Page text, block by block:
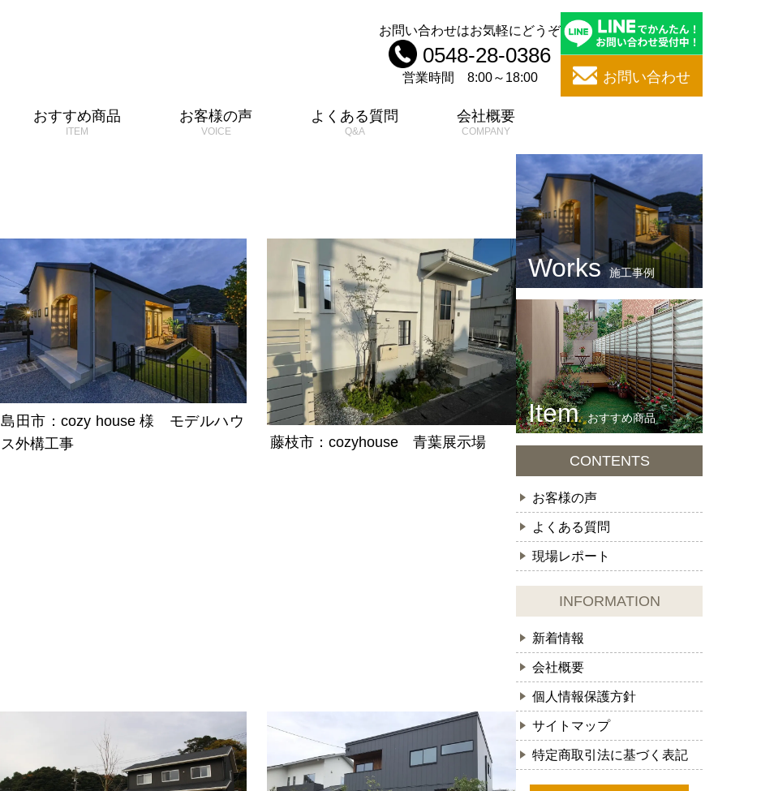
お問い合わせはお気軽にどうぞ
0548-28-0386
営業時間 8:00～18:00 お問い合わせ
おすすめ商品 お客様の声 よくある質問 会社概要
島田市：cozy house 様 モデルハウ
ス外構工事
藤枝市：cozyhouse 青葉展示場
施工事例
おすすめ商品
CONTENTS
お客様の声
よくある質問
現場レポート
INFORMATION
新着情報
会社概要
個人情報保護方針
サイトマップ
特定商取引法に基づく表記